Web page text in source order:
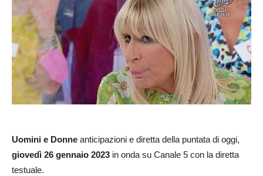
Uomini e Donne anticipazioni e diretta della puntata di oggi,
giovedì 26 gennaio 2023 in onda su Canale 5 con la diretta
testuale.